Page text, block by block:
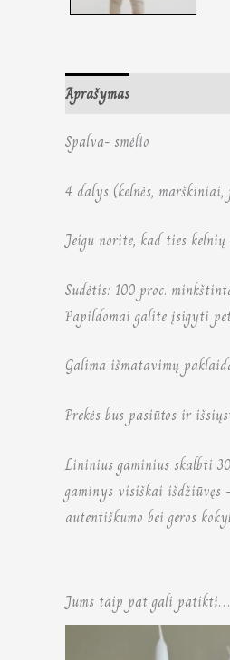
Aprašymas
Spalva- smėlio
4 dalys (kelnės, marškiniai,
Jeigu norite, kad ties
Sudėtis: 100 proc.
Papildomai galite įsigyti
Galima išmatavimų
Prekės bus pasiūtos ir
Lininius gaminius skalbti
gaminys visiškai išdžiūvęs
autentiškumo bei geros
Jums taip pat gali patikti…